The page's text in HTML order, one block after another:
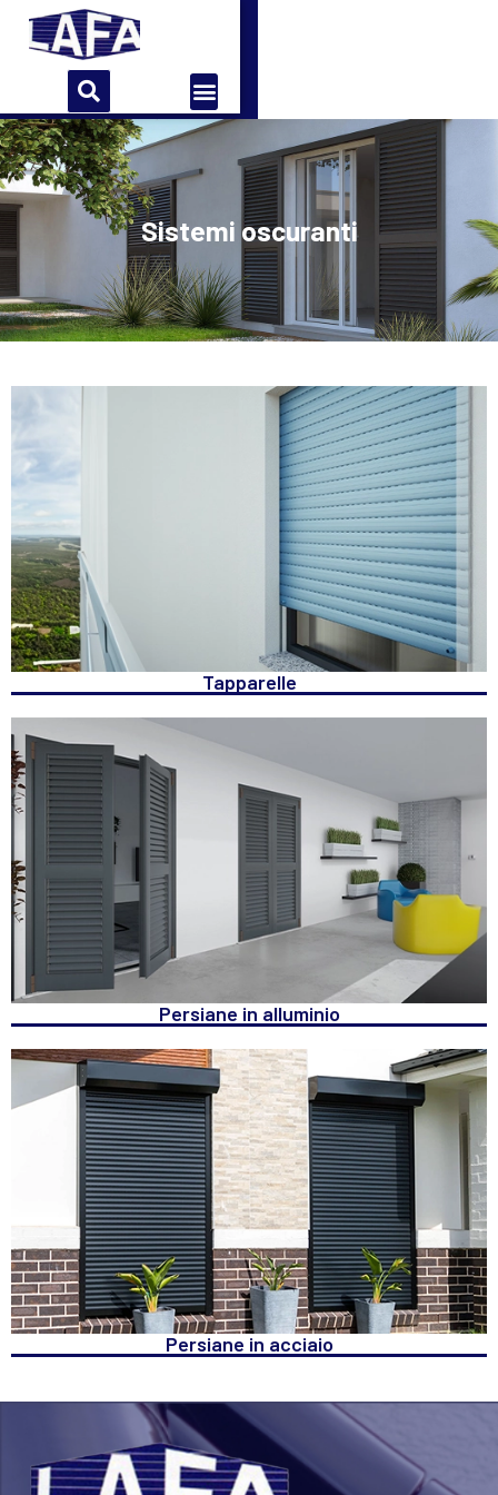
Home Azienda
Contatti
Sistemi oscuranti
Tapparelle
Persiane in alluminio
Persiane in acciaio